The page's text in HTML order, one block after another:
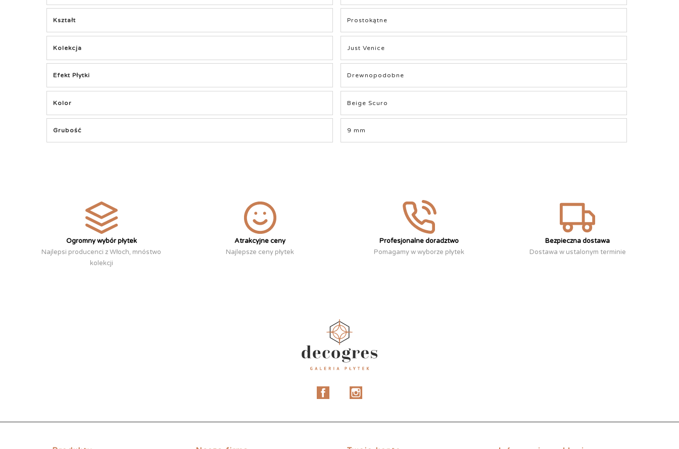
Kształt Prostokątne
Kolekcja Just Venice
Efekt Płytki Drewnopodobne
Kolor Beige Scuro
Grubość 9 mm
Ogromny wybór płytek
Najlepsi producenci z Włoch, mnóstwo
kolekcji
Atrakcyjne ceny
Najlepsze ceny płytek
Profesjonalne doradztwo
Pomagamy w wyborze płytek
Bezpieczna dostawa
Dostawa w ustalonym terminie
Facebook